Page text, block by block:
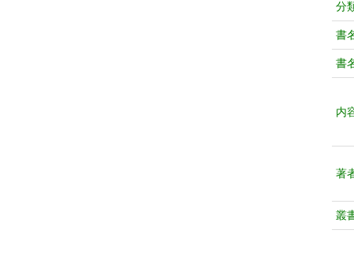
分
書
書
内
著
叢